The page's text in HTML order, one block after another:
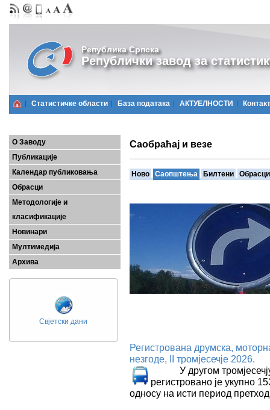
Република Српска
Републички завод за
Статистичке области Базa података АКТУЕЛНОСТИ Контакт
О Заводу
Публикације
Календар публиковања
Обрасци
Методологије и
класификације
Новинари
Мултимедија
Архива
Свјетски дани
Саобраћај и везе
Ново Саопштења Билтени Обрасци
Регистрована друмска,
незгоде, II тромјесечје 2026.
У другом тромјесечју
регистровано је укупно
односу на исти период